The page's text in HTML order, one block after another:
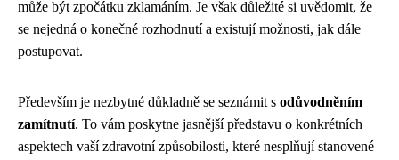
může být zpočátku zklamáním. Je však důležité si uvědomit, že
se nejedná o konečné rozhodnutí a existují možnosti, jak dále
postupovat.
Především je nezbytné důkladně se seznámit s odůvodněním
zamítnutí. To vám poskytne jasnější představu o konkrétních
aspektech vaší zdravotní způsobilosti, které nesplňují stanovené